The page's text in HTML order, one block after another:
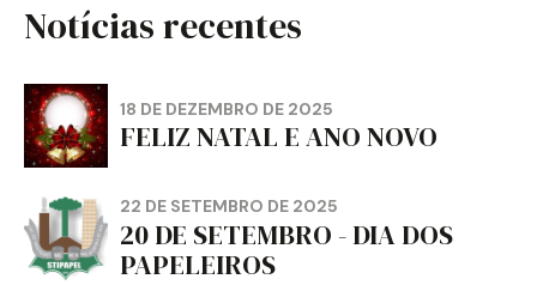
Notícias recentes
18 DE DEZEMBRO DE 2025
FELIZ NATAL E ANO NOVO
22 DE SETEMBRO DE 2025
20 DE SETEMBRO - DIA DOS
PAPELEIROS